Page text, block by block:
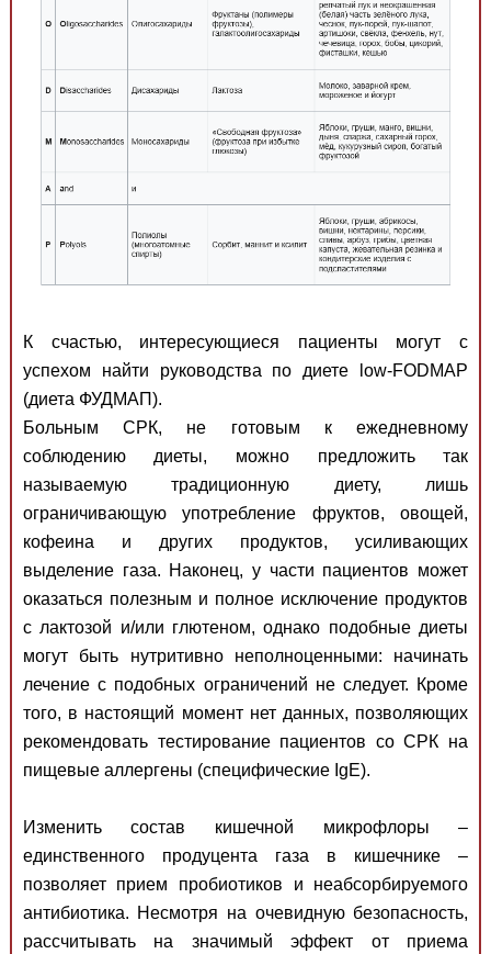
К счастью, интересующиеся пациенты могут с
успехом найти руководства по диете low-FODMAP
(диета ФУДМАП).
Больным СРК, не готовым к ежедневному
соблюдению диеты, можно предложить так
называемую традиционную диету, лишь
ограничивающую употребление фруктов, овощей,
кофеина и других продуктов, усиливающих
выделение газа. Наконец, у части пациентов может
оказаться полезным и полное исключение продуктов
с лактозой и/или глютеном, однако подобные диеты
могут быть нутритивно неполноценными: начинать
лечение с подобных ограничений не следует. Кроме
того, в настоящий момент нет данных, позволяющих
рекомендовать тестирование пациентов со СРК на
пищевые аллергены (специфические IgE).
Изменить состав кишечной микрофлоры –
единственного продуцента газа в кишечнике –
позволяет прием пробиотиков и неабсорбируемого
антибиотика. Несмотря на очевидную безопасность,
рассчитывать на значимый эффект от приема